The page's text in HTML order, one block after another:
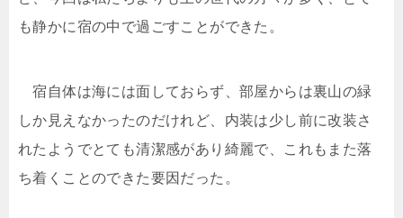
も静かに宿の中で過ごすことができた。
宿自体は海には面しておらず、部屋からは裏山の緑
しか見えなかったのだけれど、内装は少し前に改装さ
れたようでとても清潔感があり綺麗で、これもまた落
ち着くことのできた要因だった。